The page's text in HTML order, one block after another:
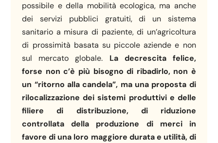
possibile e della mobilità ecologica, ma anche
dei servizi pubblici gratuiti, di un sistema
sanitario a misura di paziente, di un’agricoltura
di prossimità basata su piccole aziende e non
sul mercato globale. La decrescita felice,
forse non c’è più bisogno di ribadirlo, non è
un “ritorno alla candela”, ma una proposta di
rilocalizzazione dei sistemi produttivi e delle
filiere di distribuzione, di riduzione
controllata della produzione di merci in
favore di una loro maggiore durata e utilità, di